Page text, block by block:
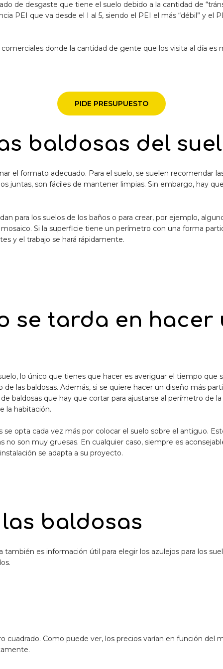
de desgaste que tiene el suelo debido a la cantidad de
PEI que va desde el I al 5, siendo el PEI el más “débil” y el
donde la cantidad de gente que los visita al día es
PIDE PRESUPUESTO
baldosas del
el formato adecuado. Para el suelo, se suelen recomendar
juntas, son fáciles de mantener limpias. Sin embargo, hay
para los suelos de los baños o para crear, por ejemplo,
Si la superficie tiene un perímetro con una forma
y el trabajo se hará rápidamente.
se tarda en hacer
lo único que tienes que hacer es averiguar el tiempo que
las baldosas. Además, si se quiere hacer un diseño más
baldosas que hay que cortar para ajustarse al perímetro de
la habitación.
se opta cada vez más por colocar el suelo sobre el antiguo.
no son muy gruesas. En cualquier caso, siempre es
se adapta a su proyecto.
baldosas
es información útil para elegir los azulejos para los
cuadrado. Como puede ver, los precios varían en función del